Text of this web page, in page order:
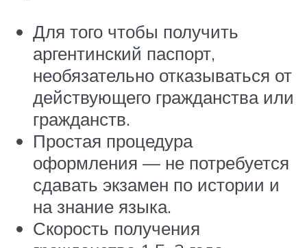
Для того чтобы получить
аргентинский паспорт,
необязательно отказываться от
действующего гражданства или
гражданств.
Простая процедура
оформления — не потребуется
сдавать экзамен по истории и
на знание языка.
Скорость получения